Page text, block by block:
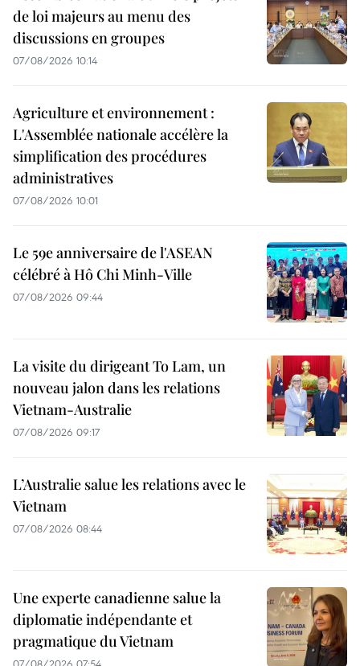
de loi majeurs au menu des
discussions en groupes
07/08/2026 10:14
Agriculture et environnement :
L'Assemblée nationale accélère la
simplification des procédures
administratives
07/08/2026 10:01
Le 59e anniversaire de l'ASEAN
célébré à Hô Chi Minh-Ville
07/08/2026 09:44
La visite du dirigeant To Lam, un
nouveau jalon dans les relations
Vietnam-Australie
07/08/2026 09:17
L’Australie salue les relations avec le
Vietnam
07/08/2026 08:44
Une experte canadienne salue la
diplomatie indépendante et
pragmatique du Vietnam